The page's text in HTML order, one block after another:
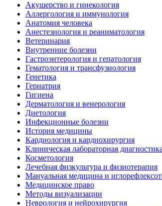
Акушерство и гинекология
Аллергология и иммунология
Анатомия человека
Анестезиология и реаниматология
Ветеринария
Внутренние болезни
Гастроэнтерология и гепатология
Гематология и трансфузиология
Генетика
Гериатрия
Гигиена
Дерматология и венерология
Диетология
Инфекционные болезни
История медицины
Кардиология и кардиохирургия
Клиническая лабораторная диагностика
Косметология
Лечебная физкультура и физиотерапия
Мануальная медицина и
Медицинское право
Методы визуализации
Неврология и нейрохирургия